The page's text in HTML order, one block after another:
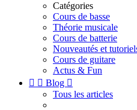
Catégories
Cours de basse
Théorie musicale
Cours de batterie
Nouveautés et
Cours de guitare
Actus & Fun
  Blog 
Tous les articles